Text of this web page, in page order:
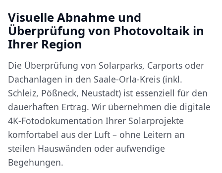
Visuelle Abnahme und
Überprüfung von Photovoltaik in
Ihrer Region
Die Überprüfung von Solarparks, Carports oder
Dachanlagen in den Saale-Orla-Kreis (inkl.
Schleiz, Pößneck, Neustadt) ist essenziell für den
dauerhaften Ertrag. Wir übernehmen die digitale
4K-Fotodokumentation Ihrer Solarprojekte
komfortabel aus der Luft – ohne Leitern an
steilen Hauswänden oder aufwendige
Begehungen.